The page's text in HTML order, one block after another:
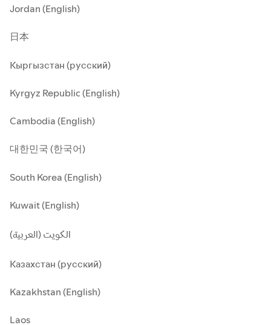
Jordan (English)
日本
Кыргызстан (русский)
Kyrgyz Republic (English)
Cambodia (English)
대한민국 (한국어)
South Korea (English)
Kuwait (English)
الكويت (العربية)
Казахстан (русский)
Kazakhstan (English)
Laos